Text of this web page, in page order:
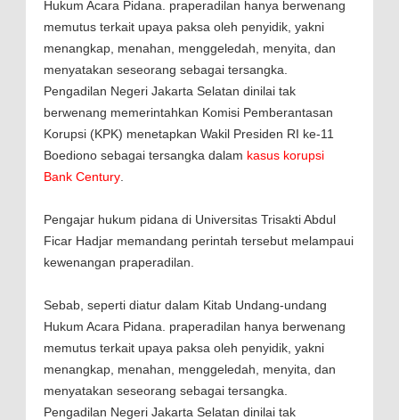
Hukum Acara Pidana. praperadilan hanya berwenang
memutus terkait upaya paksa oleh penyidik, yakni
menangkap, menahan, menggeledah, menyita, dan
menyatakan seseorang sebagai tersangka.
Pengadilan Negeri Jakarta Selatan dinilai tak
berwenang memerintahkan Komisi Pemberantasan
Korupsi (KPK) menetapkan Wakil Presiden RI ke-11
Boediono sebagai tersangka dalam kasus korupsi
Bank Century
Pengajar hukum pidana di Universitas Trisakti Abdul
Ficar Hadjar memandang perintah tersebut melampaui
kewenangan praperadilan.
Sebab, seperti diatur dalam Kitab Undang-undang
Hukum Acara Pidana. praperadilan hanya berwenang
memutus terkait upaya paksa oleh penyidik, yakni
menangkap, menahan, menggeledah, menyita, dan
menyatakan seseorang sebagai tersangka.
Pengadilan Negeri Jakarta Selatan dinilai tak